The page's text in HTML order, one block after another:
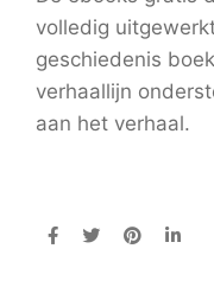
volledig
geschiedenis
verhaallijn
aan het verhaal.